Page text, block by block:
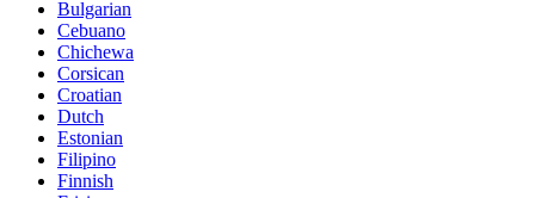
Bulgarian
Cebuano
Chichewa
Corsican
Croatian
Dutch
Estonian
Filipino
Finnish